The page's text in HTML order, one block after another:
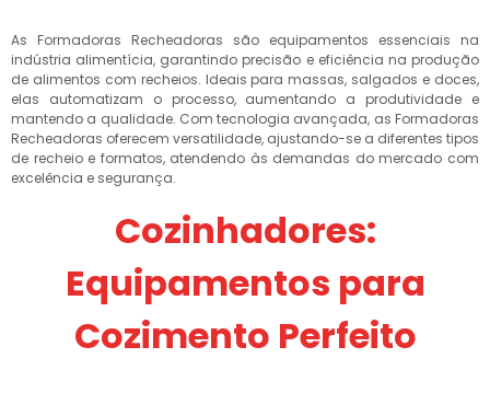
As Formadoras Recheadoras são equipamentos essenciais na
indústria alimentícia, garantindo precisão e eficiência na produção
de alimentos com recheios. Ideais para massas, salgados e doces,
elas automatizam o processo, aumentando a produtividade e
mantendo a qualidade. Com tecnologia avançada, as Formadoras
Recheadoras oferecem versatilidade, ajustando-se a diferentes tipos
de recheio e formatos, atendendo às demandas do mercado com
excelência e segurança.
Cozinhadores:
Equipamentos para
Cozimento Perfeito